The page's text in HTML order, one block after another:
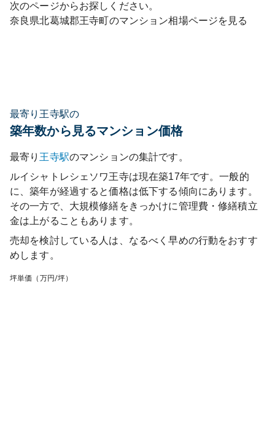
次のページからお探しください。
奈良県北葛城郡王寺町のマンション相場ページを見る
最寄り王寺駅の
築年数から見るマンション価格
最寄り 王寺駅のマンションの集計です。
ルイシャトレシェソワ王寺は現在築17年です。一般的
に、築年が経過すると価格は低下する傾向にあります。
その一方で、大規模修繕をきっかけに管理費・修繕積立
金は上がることもあります。
売却を検討している人は、なるべく早めの行動をおすす
めします。
坪単価（万円/坪）